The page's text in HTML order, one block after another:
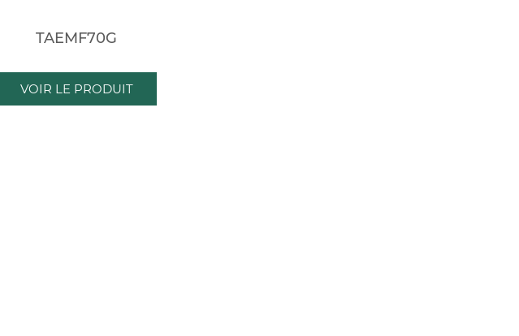
TAEMF70G
VOIR LE PRODUIT